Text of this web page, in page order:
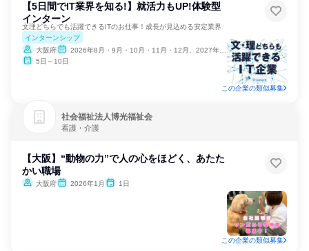
【5日間でIT業界を知る!】就活力もUP!体験型
インターン
文理どちらでも活躍できるITのお仕事！成長が見込める安定業界
インターンシップ
大阪府
2026年8月・9月・10月・11月・12月、2027年1月
5日～10日
この企業の類似募集
社会福祉法人博光福祉会
看護・介護
【大阪】“動物の力”で人の心をほどく、あたた
かい職場
大阪府 2026年1月 1日
この企業の類似募集